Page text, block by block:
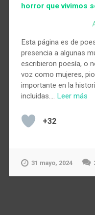
horror que vivimos
Esta página es de
presencia a algunas
escribieron poesía, o
voz como mujeres,
importante en la
incluidas.… Leer más
+32
31 mayo, 2024